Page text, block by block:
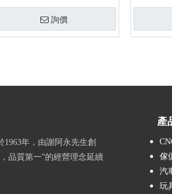
詢價
年，由謝阿永先生創
品質第一”的經營理念延續
產
傢
汽
玩